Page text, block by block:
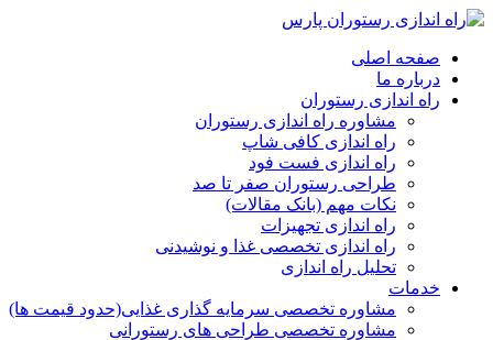
صفحه اصلی
درباره ما
راه اندازی رستوران
مشاوره راه اندازی رستوران
راه اندازی کافی شاپ
راه اندازی فست فود
طراحی رستوران صفر تا صد
نکات مهم (بانک مقالات)
راه اندازی تجهیزات
راه اندازی تخصصی غذا و نوشیدنی
تحلیل راه اندازی
خدمات
مشاوره تخصصی سرمایه گذاری غذایی(حدود قیمت ها)
مشاوره تخصصی طراحی های رستورانی